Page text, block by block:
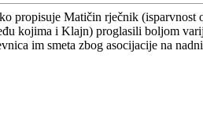
propisuje Matičin rječnik
kojima i Klajn) proglasili boljom
im smeta zbog asocijacije na